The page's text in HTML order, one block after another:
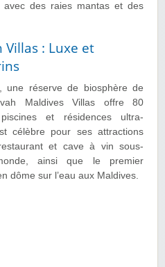
avec des raies mantas et des
: Luxe et
une réserve de biosphère de
Maldives Villas offre 80
et résidences ultra-
célèbre pour ses attractions
et cave à vin sous-
ainsi que le premier
dôme sur l’eau aux Maldives.